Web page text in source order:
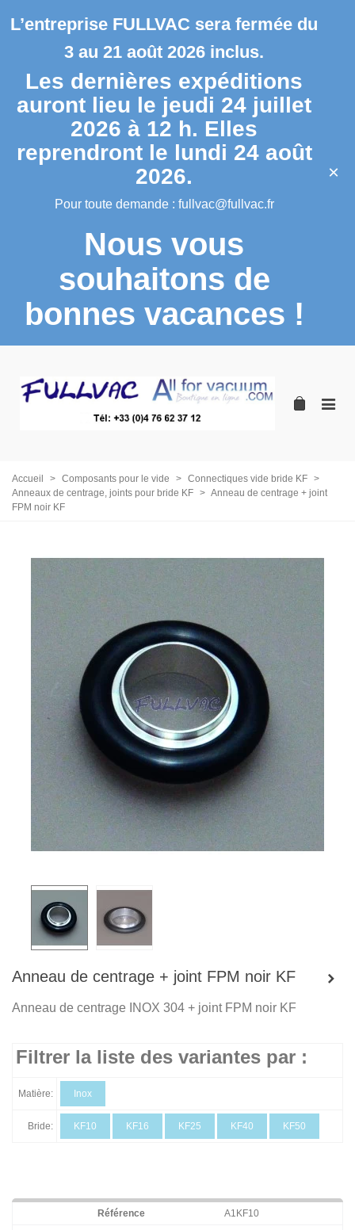
L’entreprise FULLVAC sera fermée du
3 au 21 août 2026 inclus.
Les dernières expéditions
auront lieu le jeudi 24 juillet
2026 à 12 h. Elles
reprendront le lundi 24 août
2026.
Pour toute demande : fullvac@fullvac.fr
Nous vous
souhaitons de
bonnes vacances !
×
Accueil > Composants pour le vide > Connectiques vide bride KF >
Anneaux de centrage, joints pour bride KF > Anneau de centrage + joint
FPM noir KF
Anneau de centrage + joint FPM noir KF
Anneau de centrage INOX 304 + joint FPM noir KF
Filtrer la liste des variantes par :
Matière: Inox
Bride: KF10 KF16 KF25 KF40 KF50
A1KF10